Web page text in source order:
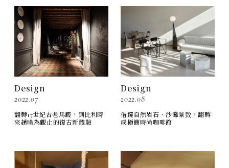
Design
2022.07
翻轉17世紀古老馬廄，到比利時
來趟嘆為觀止的復古新體驗
Design
2022.08
借鏡自然岩石、沙灘景致，翻轉
成極簡時尚咖啡館